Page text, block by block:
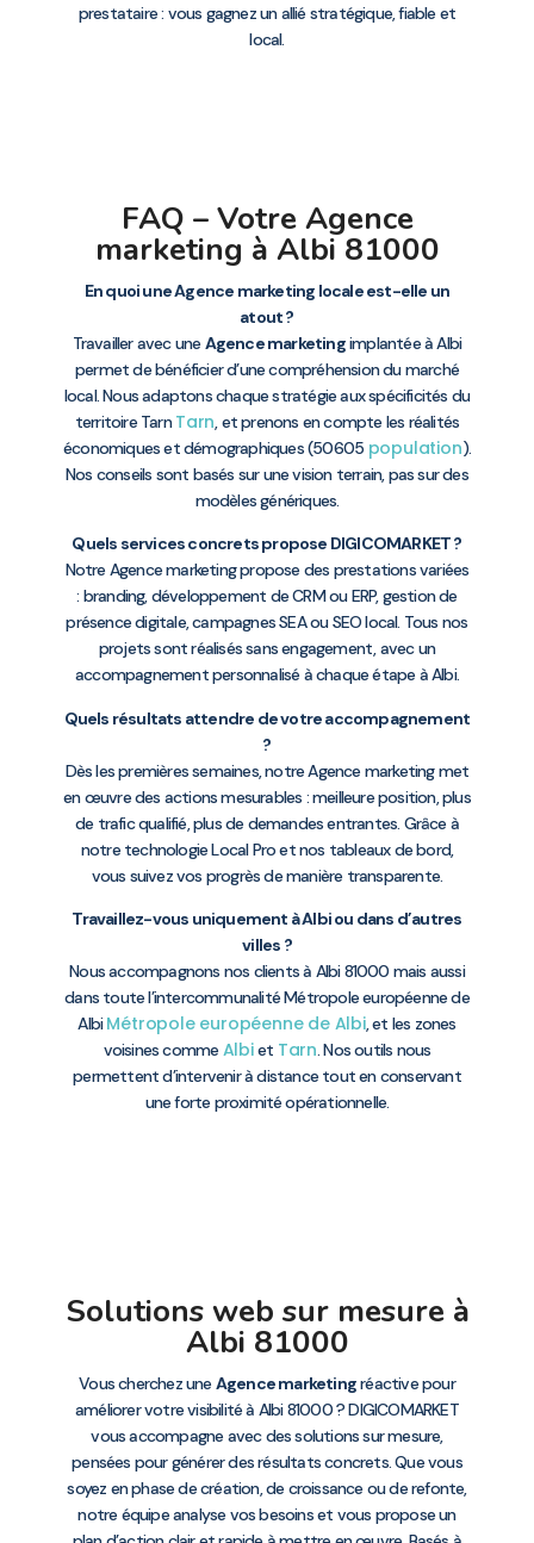
prestataire : vous gagnez un allié stratégique, fiable et
local.
FAQ – Votre Agence
marketing à Albi 81000
En quoi une Agence marketing locale est-elle un
atout ?
Travailler avec une Agence marketingimplantée à Albi
permet de bénéficier d’une compréhension du marché
local. Nous adaptons chaque stratégie aux spécificités du
territoire TarnTarn, et prenons en compte les réalités
économiques et démographiques (50605 population).
Nos conseils sont basés sur une vision terrain, pas sur des
modèles génériques.
Quels services concrets propose DIGICOMARKET ?
Notre Agence marketing propose des prestations variées
: branding, développement de CRM ou ERP, gestion de
présence digitale, campagnes SEA ou SEO local. Tous nos
projets sont réalisés sans engagement, avec un
accompagnement personnalisé à chaque étape à Albi.
Quels résultats attendre de votre accompagnement
?
Dès les premières semaines, notre Agence marketing met
en œuvre des actions mesurables : meilleure position, plus
de trafic qualifié, plus de demandes entrantes. Grâce à
notre technologie Local Pro et nos tableaux de bord,
vous suivez vos progrès de manière transparente.
Travaillez-vous uniquement à Albi ou dans d’autres
villes ?
Nous accompagnons nos clients à Albi 81000 mais aussi
dans toute l’intercommunalité Métropole européenne de
AlbiMétropole européenne de Albi, et les zones
voisines comme Albiet Tarn. Nos outils nous
permettent d’intervenir à distance tout en conservant
une forte proximité opérationnelle.
Solutions web sur mesure à
Albi 81000
Vous cherchez une Agence marketingréactive pour
améliorer votre visibilité à Albi 81000 ? DIGICOMARKET
vous accompagne avec des solutions sur mesure,
pensées pour générer des résultats concrets. Que vous
soyez en phase de création, de croissance ou de refonte,
notre équipe analyse vos besoins et vous propose un